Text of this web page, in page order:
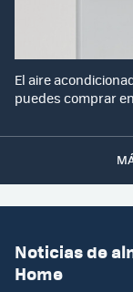
El aire
puedes comprar
Noticias de
Home